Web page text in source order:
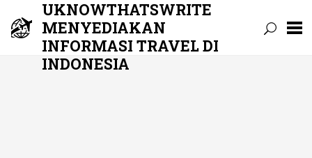
UKNOWTHATSWRITE
MENYEDIAKAN
INFORMASI TRAVEL DI
INDONESIA